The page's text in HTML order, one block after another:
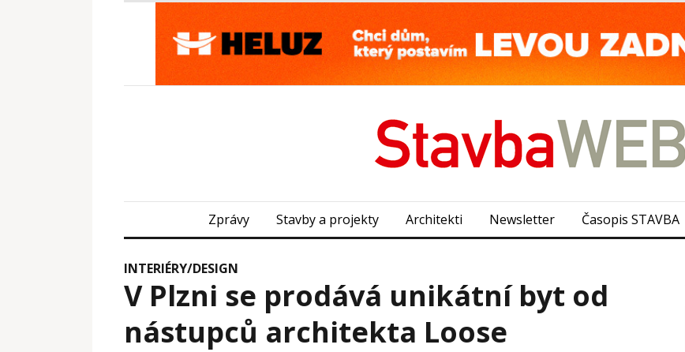
Zprávy Stavby a projekty Architekti Newsletter Časopis STAVBA
INTERIÉRY/DESIGN
V Plzni se prodává unikátní byt od
nástupců architekta Loose